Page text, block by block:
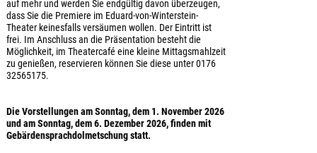
auf mehr und werden Sie endgültig davon überzeugen,
dass Sie die Premiere im Eduard-von-Winterstein-
Theater keinesfalls versäumen wollen. Der Eintritt ist
frei. Im Anschluss an die Präsentation besteht die
Möglichkeit, im Theatercafé eine kleine Mittagsmahlzeit
zu genießen, reservieren können Sie diese unter 0176
32565175.
Die Vorstellungen am Sonntag, dem 1. November 2026
und am Sonntag, dem 6. Dezember 2026, finden mit
Gebärdensprachdolmetschung statt.